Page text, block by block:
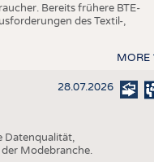
Bereits frühere BTE-
des Textil-,
MORE
28.07.2026
Datenqualität,
Modebranche.